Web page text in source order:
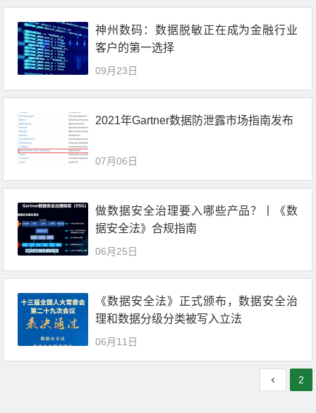
神州数码：数据脱敏正在成为金融行业
客户的第一选择
09月23日
2021年Gartner数据防泄露市场指南发布
07月06日
做数据安全治理要入哪些产品？丨《数
据安全法》合规指南
06月25日
《数据安全法》正式颁布，数据安全治
理和数据分级分类被写入立法
06月11日
2